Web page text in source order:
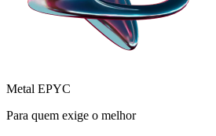
Metal EPYC
Para quem exige o melhor